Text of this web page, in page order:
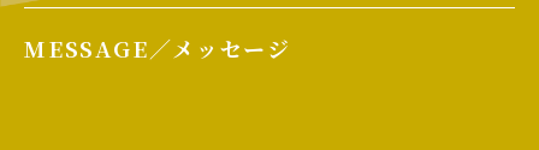
MESSAGE／メッセージ